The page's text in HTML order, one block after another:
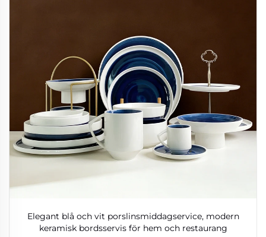
Elegant blå och vit porslinsmiddagservice, modern
keramisk bordsservis för hem och restaurang